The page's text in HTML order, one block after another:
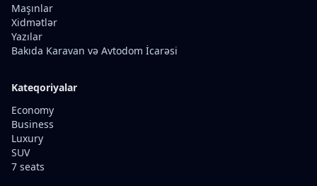
Maşınlar
Xidmətlər
Yazılar
Bakıda Karavan və Avtodom İcarəsi
Kateqoriyalar
Economy
Business
Luxury
SUV
7 seats